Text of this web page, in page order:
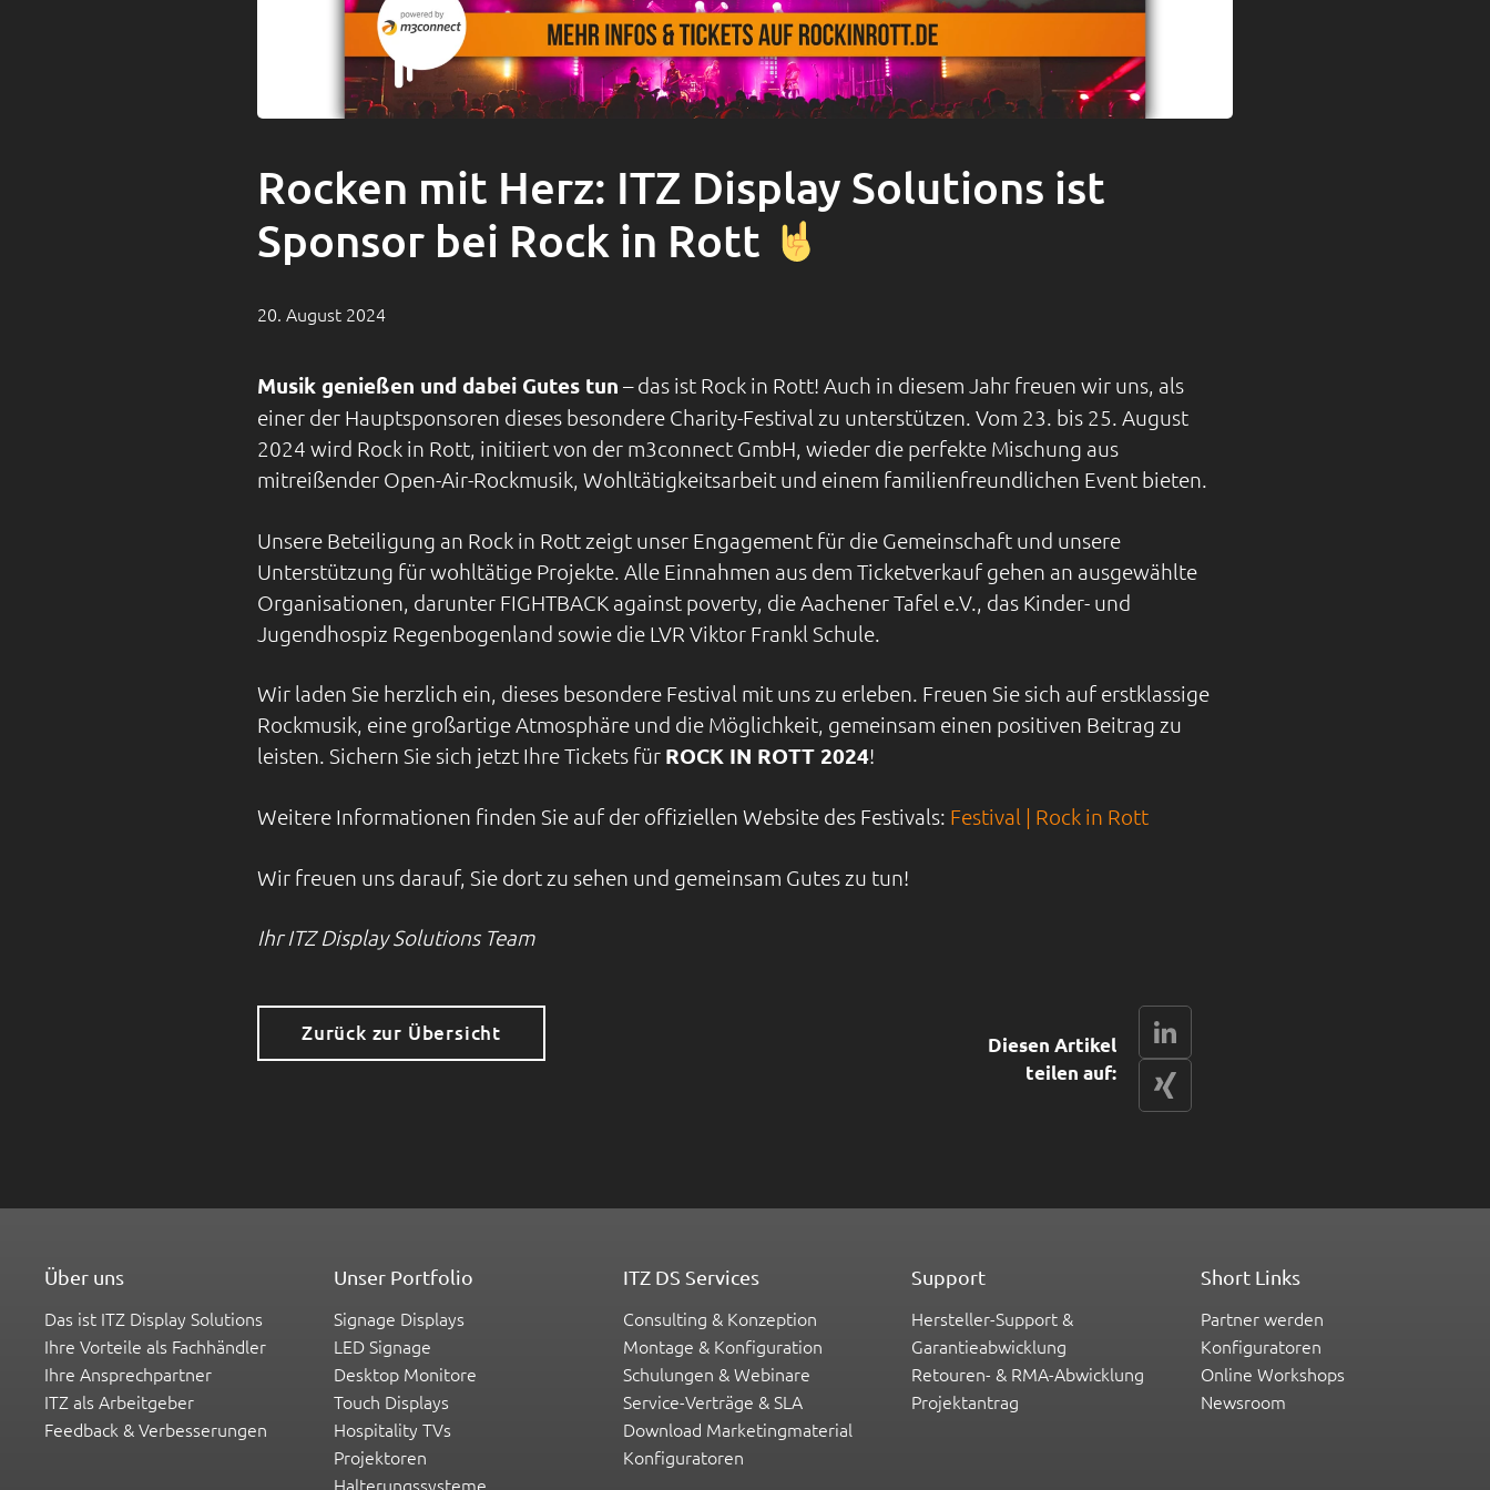
Rocken mit Herz: ITZ Display Solutions ist
Sponsor bei Rock in Rott
20. August 2024
Musik genießen und dabei Gutes tun – das ist Rock in Rott! Auch in diesem Jahr freuen wir uns, als
einer der Hauptsponsoren dieses besondere Charity-Festival zu unterstützen. Vom 23. bis 25. August
2024 wird Rock in Rott, initiiert von der m3connect GmbH, wieder die perfekte Mischung aus
mitreißender Open-Air-Rockmusik, Wohltätigkeitsarbeit und einem familienfreundlichen Event bieten.
Unsere Beteiligung an Rock in Rott zeigt unser Engagement für die Gemeinschaft und unsere
Unterstützung für wohltätige Projekte. Alle Einnahmen aus dem Ticketverkauf gehen an ausgewählte
Organisationen, darunter FIGHTBACK against poverty, die Aachener Tafel e.V., das Kinder- und
Jugendhospiz Regenbogenland sowie die LVR Viktor Frankl Schule.
Wir laden Sie herzlich ein, dieses besondere Festival mit uns zu erleben. Freuen Sie sich auf erstklassige
Rockmusik, eine großartige Atmosphäre und die Möglichkeit, gemeinsam einen positiven Beitrag zu
leisten. Sichern Sie sich jetzt Ihre Tickets für ROCK IN ROTT 2024!
Weitere Informationen finden Sie auf der offiziellen Website des Festivals: Festival | Rock in Rott
Wir freuen uns darauf, Sie dort zu sehen und gemeinsam Gutes zu tun!
Ihr ITZ Display Solutions Team
Zurück zur Übersicht
Diesen Artikel
teilen auf:
LinkedIn
xing
Über uns
Das ist ITZ Display Solutions
Ihre Vorteile als Fachhändler
Ihre Ansprechpartner
ITZ als Arbeitgeber
Feedback & Verbesserungen
Unser Portfolio
Signage Displays
LED Signage
Desktop Monitore
Touch Displays
Hospitality TVs
Projektoren
Halterungssysteme
ITZ DS Services
Consulting & Konzeption
Montage & Konfiguration
Schulungen & Webinare
Service-Verträge & SLA
Download Marketingmaterial
Konfiguratoren
Support
Hersteller-Support &
Garantieabwicklung
Retouren- & RMA-Abwicklung
Projektantrag
Short Links
Partner werden
Konfiguratoren
Online Workshops
Newsroom